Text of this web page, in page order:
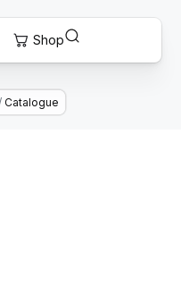
Catalogue